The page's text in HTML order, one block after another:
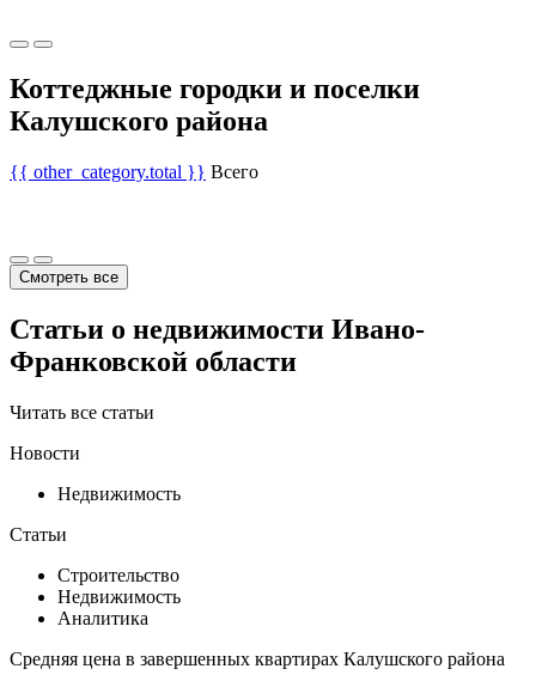
Коттеджные городки и поселки
Калушского района
{{ other_category.total }} Всего
Смотреть все
Статьи о недвижимости Ивано-
Франковской области
Читать все статьи
Новости
Недвижимость
Статьи
Строительство
Недвижимость
Аналитика
Средняя цена в завершенных квартирах Калушского района